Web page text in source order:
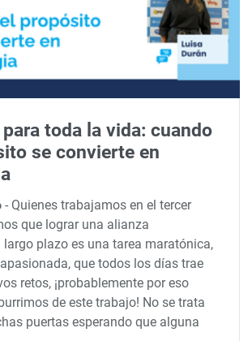
toda la vida: cuando
se convierte en
- Quienes trabajamos en el tercer
que lograr una alianza
largo plazo es una tarea maratónica,
que todos los días trae
retos, ¡probablemente por eso
de este trabajo! No se trata
puertas esperando que alguna